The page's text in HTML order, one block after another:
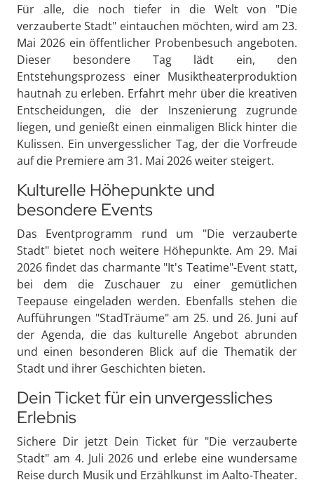
Für alle, die noch tiefer in die Welt von "Die
verzauberte Stadt" eintauchen möchten, wird am 23.
Mai 2026 ein öffentlicher Probenbesuch angeboten.
Dieser besondere Tag lädt ein, den
Entstehungsprozess einer Musiktheaterproduktion
hautnah zu erleben. Erfahrt mehr über die kreativen
Entscheidungen, die der Inszenierung zugrunde
liegen, und genießt einen einmaligen Blick hinter die
Kulissen. Ein unvergesslicher Tag, der die Vorfreude
auf die Premiere am 31. Mai 2026 weiter steigert.
Kulturelle Höhepunkte und
besondere Events
Das Eventprogramm rund um "Die verzauberte
Stadt" bietet noch weitere Höhepunkte. Am 29. Mai
2026 findet das charmante "It's Teatime"-Event statt,
bei dem die Zuschauer zu einer gemütlichen
Teepause eingeladen werden. Ebenfalls stehen die
Aufführungen "StadTräume" am 25. und 26. Juni auf
der Agenda, die das kulturelle Angebot abrunden
und einen besonderen Blick auf die Thematik der
Stadt und ihrer Geschichten bieten.
Dein Ticket für ein unvergessliches
Erlebnis
Sichere Dir jetzt Dein Ticket für "Die verzauberte
Stadt" am 4. Juli 2026 und erlebe eine wundersame
Reise durch Musik und Erzählkunst im Aalto-Theater.